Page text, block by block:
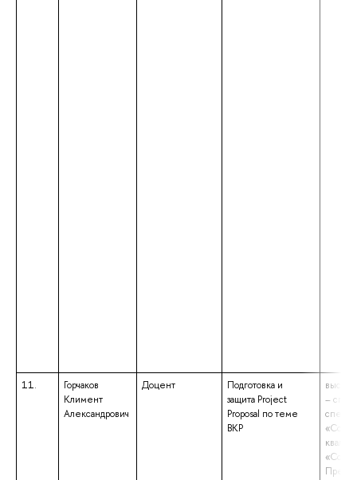
11.
Горчаков
Климент
Александрович
Доцент
Подготовка и
защита Project
Proposal по теме
ВКР
–